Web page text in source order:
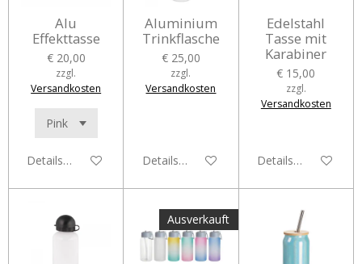
Alu
Effekttasse
€ 20,00
zzgl.
Versandkosten
Details anzeigen
Aluminium
Trinkflasche
€ 25,00
zzgl.
Versandkosten
Details anzeigen
Edelstahl
Tasse mit
Karabiner
€ 15,00
zzgl.
Versandkosten
Details anzeigen
Ausverkauft